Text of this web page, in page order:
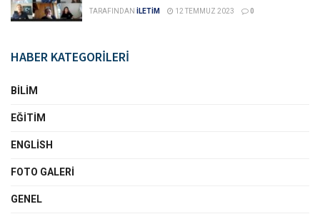
TARAFINDAN İLETİM 12 TEMMUZ 2023 0
HABER KATEGORİLERİ
BILIM
EĞITIM
ENGLISH
FOTO GALERI
GENEL